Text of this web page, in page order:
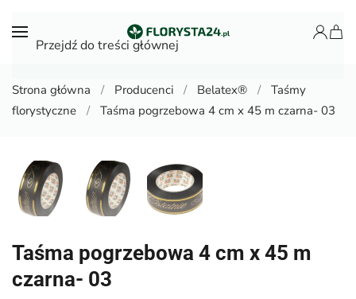
Przejdź do treści głównej
Strona główna Producenci Belatex®
Taśmy
florystyczne
Taśma pogrzebowa 4 cm x 45 m czarna- 03
Taśma pogrzebowa 4 cm x 45 m
czarna- 03